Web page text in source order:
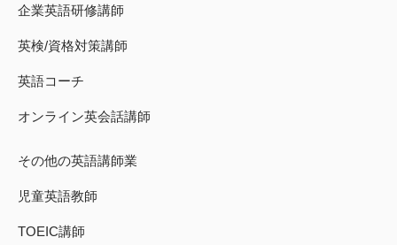
企業英語研修講師
英検/資格対策講師
英語コーチ
オンライン英会話講師
その他の英語講師業
児童英語教師
TOEIC講師